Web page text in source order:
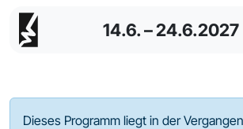
14.6. – 24.6.2027
Programm - 2022
Dieses Programm liegt in der